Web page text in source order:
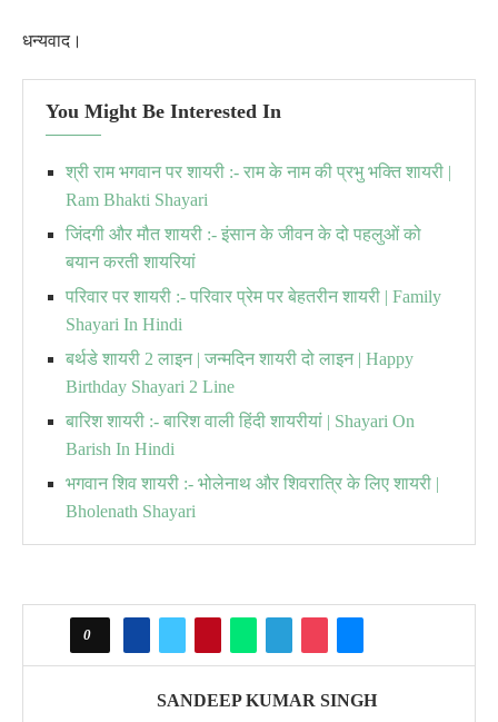
धन्यवाद।
You Might Be Interested In
श्री राम भगवान पर शायरी :- राम के नाम की प्रभु भक्ति शायरी |
Ram Bhakti Shayari
जिंदगी और मौत शायरी :- इंसान के जीवन के दो पहलुओं को
बयान करती शायरियां
परिवार पर शायरी :- परिवार प्रेम पर बेहतरीन शायरी | Family
Shayari In Hindi
बर्थडे शायरी 2 लाइन | जन्मदिन शायरी दो लाइन | Happy
Birthday Shayari 2 Line
बारिश शायरी :- बारिश वाली हिंदी शायरीयां | Shayari On
Barish In Hindi
भगवान शिव शायरी :- भोलेनाथ और शिवरात्रि के लिए शायरी |
Bholenath Shayari
0
SANDEEP KUMAR SINGH